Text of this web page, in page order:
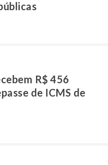
R$ 456
de ICMS de